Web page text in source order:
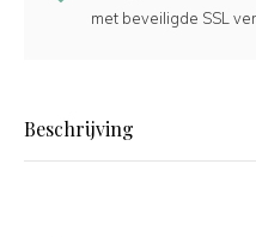
met beveiligde SSL
Beschrijving